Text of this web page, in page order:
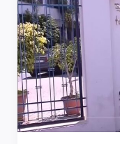
de
Recrutement
SNRT
2021
(6
Postes)